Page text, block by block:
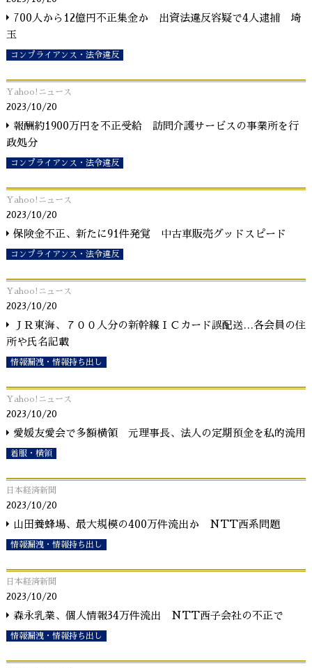
700人から12億円不正集金か 出資法違反容疑で4人逮捕 埼
玉
コンプライアンス・法令違反
Yahoo!ニュース
2023/10/20
報酬約1900万円を不正受給 訪問介護サービスの事業所を行
政処分
コンプライアンス・法令違反
Yahoo!ニュース
2023/10/20
保険金不正、新たに91件発覚 中古車販売グッドスピード
コンプライアンス・法令違反
Yahoo!ニュース
2023/10/20
ＪＲ東海、７００人分の新幹線ＩＣカード誤配送…各会員の住
所や氏名記載
情報漏洩・情報持ち出し
Yahoo!ニュース
2023/10/20
愛媛友愛会で多額横領 元理事長、法人の定期預金を私的流用
着服・横領
日本経済新聞
2023/10/20
山田養蜂場、最大規模の400万件流出か NTT西系問題
情報漏洩・情報持ち出し
日本経済新聞
2023/10/20
森永乳業、個人情報34万件流出 NTT西子会社の不正で
情報漏洩・情報持ち出し